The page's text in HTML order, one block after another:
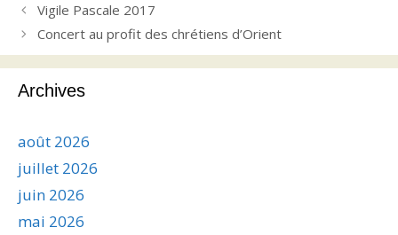
Vigile Pascale 2017
Concert au profit des chrétiens d’Orient
Archives
août 2026
juillet 2026
juin 2026
mai 2026